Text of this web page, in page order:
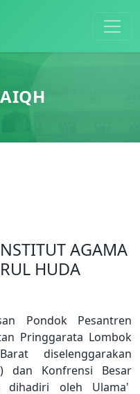
AGAMA
HUDA
Pondok Pesantren
Pringgarata Lombok
diselenggarakan
dan Konfrensi Besar
dihadiri oleh Ulama'